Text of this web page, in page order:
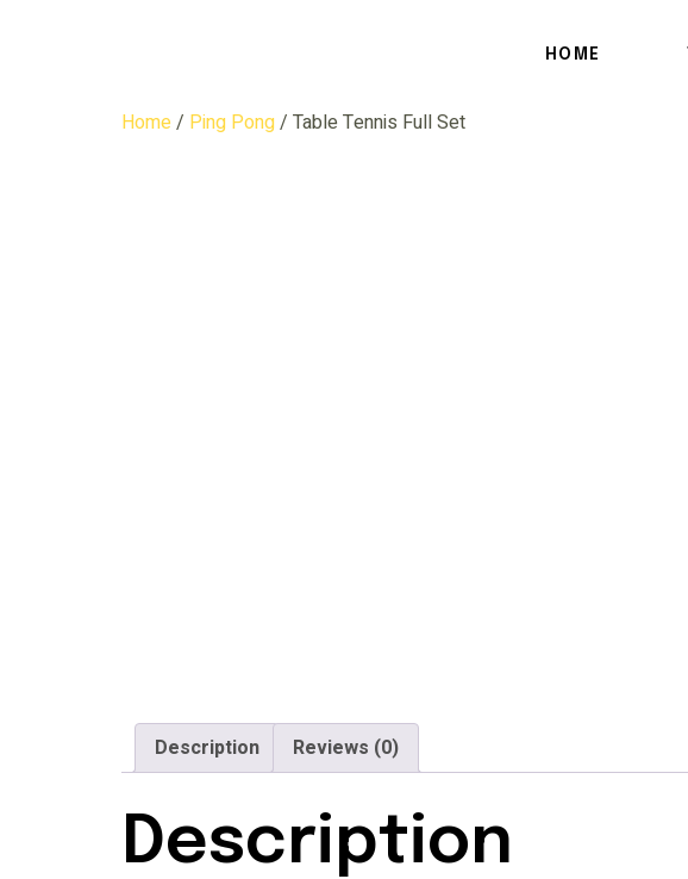
HOME
Home/ Ping Pong/ Table Tennis Full Set
Description Reviews (0)
Description